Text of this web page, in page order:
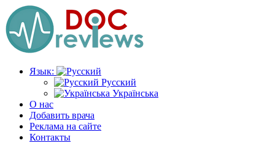
Перейти
к
содержимому
Язык:
Русский
Українська
О нас
Добавить врача
Реклама на сайте
Контакты